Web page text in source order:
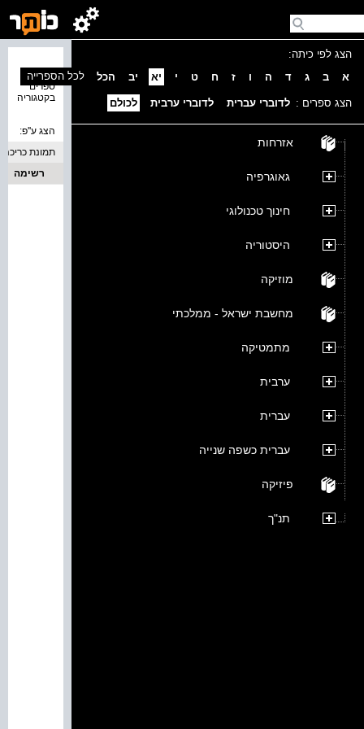
הצג לפי כיתה:
א
ב ג ד ה ו ז ח ט י יא יב הכל
הצג ספרים : לדוברי עברית לדוברי ערבית לכולם
אזרחות
גאוגרפיה
חינוך טכנולוגי
היסטוריה
מוזיקה
מחשבת ישראל - ממלכתי
מתמטיקה
ערבית
עברית
עברית כשפה שנייה
פיזיקה
תנ"ך
ספרים
בקטגוריה
לכל הספרייה
הצג ע''פ:
תמונת כריכה
רשימה